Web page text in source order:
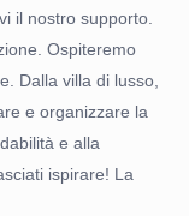
il nostro supporto.
Ospiteremo
Dalla villa di lusso,
e organizzare la
e alla
ispirare! La